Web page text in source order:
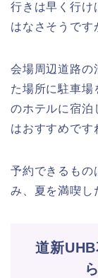
行きは早く行け
はなさそうです
会場周辺道路の
た場所に駐車場
のホテルに宿泊
はおすすめです
予約できるもの
み、夏を満喫
道新